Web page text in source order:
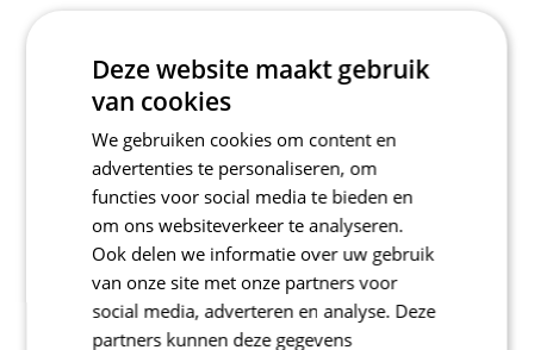
Deze website maakt gebruik
van cookies
We gebruiken cookies om content en
advertenties te personaliseren, om
functies voor social media te bieden en
om ons websiteverkeer te analyseren.
Ook delen we informatie over uw gebruik
van onze site met onze partners voor
social media, adverteren en analyse. Deze
partners kunnen deze gegevens